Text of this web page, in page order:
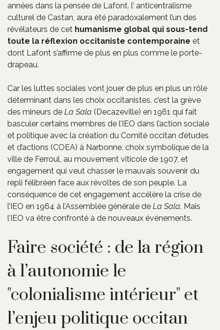
années dans la pensée de Lafont. l’ anticentralisme
culturel de Castan, aura été paradoxalement l’un des
révélateurs de cet humanisme global qui sous-tend
toute la réflexion occitaniste contemporaine et
dont Lafont s’affirme de plus en plus comme le porte-
drapeau.
Car les luttes sociales vont jouer de plus en plus un rôle
déterminant dans les choix occitanistes. c’est la grève
des mineurs de La Sala (Decazeville) en 1961 qui fait
basculer certains membres de l’IEO dans l’action sociale
et politique avec la création du Comité occitan d’études
et d’actions (COEA) à Narbonne, choix symbolique de la
ville de Ferroul, au mouvement viticole de 1907, et
engagement qui veut chasser le mauvais souvenir du
repli félibréen face aux révoltes de son peuple. La
conséquence de cet engagement accélère la crise de
l’IEO en 1964 à l’Assemblée générale de La Sala. Mais
l’IEO va être confronté à de nouveaux événements.
Faire société : de la région
à l’autonomie le
"colonialisme intérieur" et
l’enjeu politique occitan